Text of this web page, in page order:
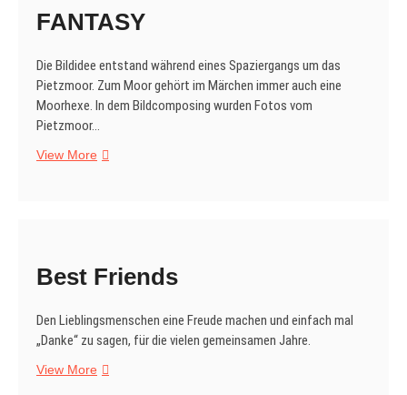
FANTASY
Die Bildidee entstand während eines Spaziergangs um das
Pietzmoor. Zum Moor gehört im Märchen immer auch eine
Moorhexe. In dem Bildcomposing wurden Fotos vom
Pietzmoor…
View MoreFANTASY
Best Friends
Den Lieblingsmenschen eine Freude machen und einfach mal
„Danke“ zu sagen, für die vielen gemeinsamen Jahre.
View MoreBest